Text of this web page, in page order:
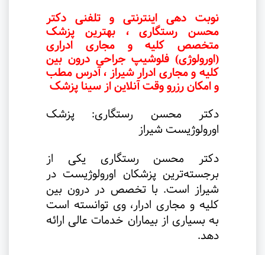
نوبت دهی اینترنتی و تلفنی دکتر
محسن رستگاری ، بهترین پزشک
متخصص کلیه و مجاری ادراری
(اورولوژی) فلوشیپ جراحی درون بین
کلیه و مجاری ادرار شیراز ، آدرس مطب
و امکان رزرو وقت آنلاین از سینا پزشک
دکتر محسن رستگاری: پزشک
اورولوژیست شیراز
دکتر محسن رستگاری یکی از
برجسته‌ترین پزشکان اورولوژیست در
شیراز است. با تخصص در درون بین
کلیه و مجاری ادرار، وی توانسته است
به بسیاری از بیماران خدمات عالی ارائه
دهد.